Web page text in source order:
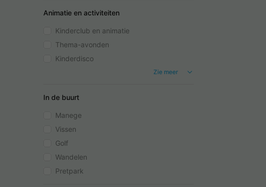
Animatie en activiteiten
Kinderclub en animatie
Thema-avonden
Kinderdisco
Zie meer
In de buurt
Manege
Vissen
Golf
Wandelen
Pretpark